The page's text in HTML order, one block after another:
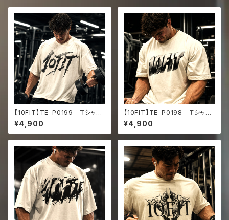
【10FIT】TE-P0199 Ｔシャ
ツ トレーニング 筋トレ 10F
ITアートデザイン Oversize
d faded t-shirt
¥4,900
【10FIT】TE-P0198 Ｔシャ
ツ トレーニング 筋トレ 10F
ITアートデザイン Oversize
d faded t-shirt
¥4,900